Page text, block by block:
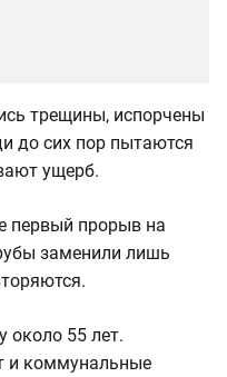
трещины, испорчены
до сих пор пытаются
ущерб.
первый прорыв на
заменили лишь
около 55 лет.
и коммунальные